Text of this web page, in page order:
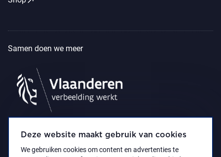
Deze website maakt gebruik van cookies
We gebruiken cookies om content en advertenties te
Samen doen we meer